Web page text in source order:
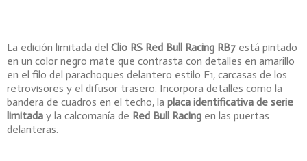
La edición limitada del Clio RS Red Bull Racing RB7 está pintado
en un color negro mate que contrasta con detalles en amarillo
en el filo del parachoques delantero estilo F1, carcasas de los
retrovisores y el difusor trasero. Incorpora detalles como la
bandera de cuadros en el techo, la placa identificativa de serie
limitada y la calcomanía de Red Bull Racing en las puertas
delanteras.